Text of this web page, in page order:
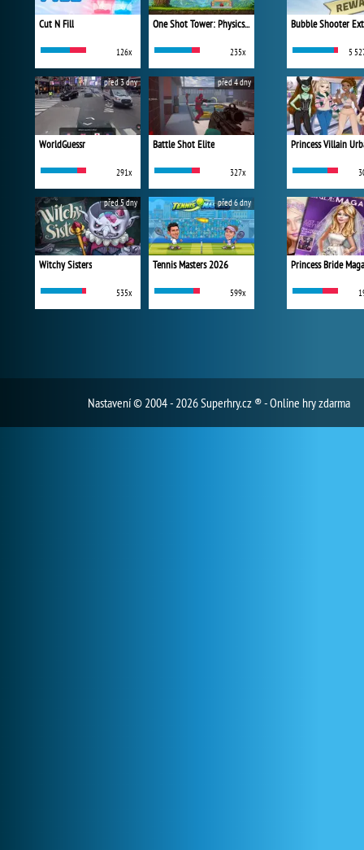
Cut N Fill
126x
One Shot Tower: Physics Destroyer
235x
WorldGuessr
291x
před 3 dny
Battle Shot Elite
327x
před 4 dny
Witchy Sisters
535x
před 5 dny
Tennis Masters 2026
599x
před 6 dny
Bubble Shooter
5
Princess Bride
Nastavení© 2004 - 2026 Superhry.cz ® - Online hry zdarma